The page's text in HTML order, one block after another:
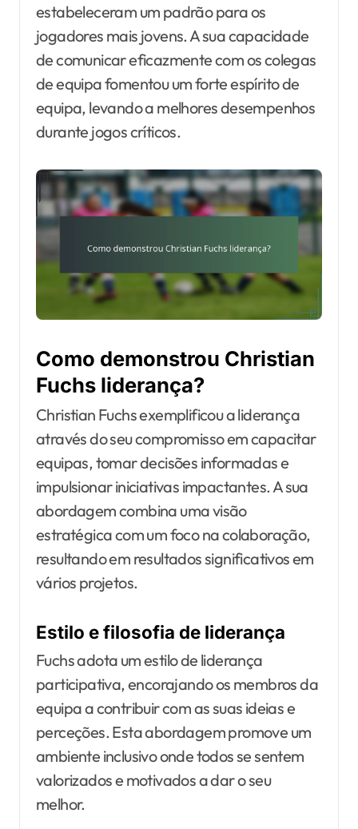
estabeleceram um padrão para os
jogadores mais jovens. A sua capacidade
de comunicar eficazmente com os colegas
de equipa fomentou um forte espírito de
equipa, levando a melhores desempenhos
durante jogos críticos.
Como demonstrou Christian
Fuchs liderança?
Christian Fuchs exemplificou a liderança
através do seu compromisso em capacitar
equipas, tomar decisões informadas e
impulsionar iniciativas impactantes. A sua
abordagem combina uma visão
estratégica com um foco na colaboração,
resultando em resultados significativos em
vários projetos.
Estilo e filosofia de liderança
Fuchs adota um estilo de liderança
participativa, encorajando os membros da
equipa a contribuir com as suas ideias e
perceções. Esta abordagem promove um
ambiente inclusivo onde todos se sentem
valorizados e motivados a dar o seu
melhor.